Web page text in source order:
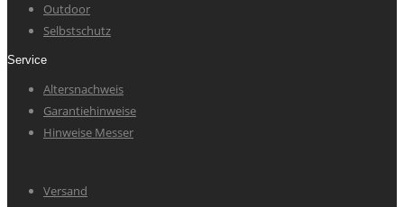
Outdoor
Selbstschutz
Service
Altersnachweis
Garantiehinweise
Hinweise Messer
Versand